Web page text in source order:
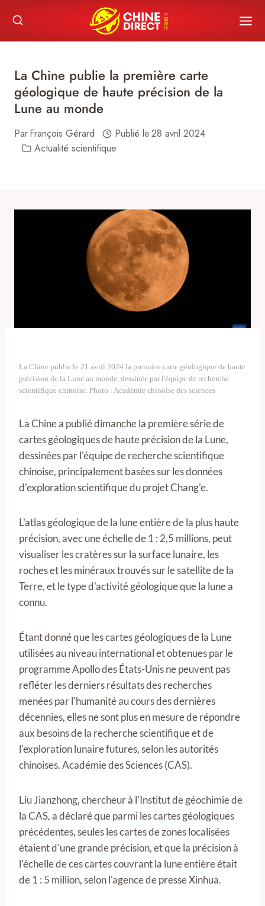
content
La Chine publie la première carte
géologique de haute précision de la
Lune au monde
ParFrançois Gérard Publié le28 avril 2024
Actualité scientifique
La Chine publie le 21 avril 2024 la première carte géologique de haute
précision de la Lune au monde, dessinée par l'équipe de recherche
scientifique chinoise. Photo : Académie chinoise des sciences
La Chine a publié dimanche la première série de
cartes géologiques de haute précision de la Lune,
dessinées par l'équipe de recherche scientifique
chinoise, principalement basées sur les données
d'exploration scientifique du projet Chang'e.
L'atlas géologique de la lune entière de la plus haute
précision, avec une échelle de 1 : 2,5 millions, peut
visualiser les cratères sur la surface lunaire, les
roches et les minéraux trouvés sur le satellite de la
Terre, et le type d'activité géologique que la lune a
connu.
Étant donné que les cartes géologiques de la Lune
utilisées au niveau international et obtenues par le
programme Apollo des États-Unis ne peuvent pas
refléter les derniers résultats des recherches
menées par l'humanité au cours des dernières
décennies, elles ne sont plus en mesure de répondre
aux besoins de la recherche scientifique et de
l'exploration lunaire futures, selon les autorités
chinoises. Académie des Sciences (CAS).
Liu Jianzhong, chercheur à l'Institut de géochimie de
la CAS, a déclaré que parmi les cartes géologiques
précédentes, seules les cartes de zones localisées
étaient d'une grande précision, et que la précision à
l'échelle de ces cartes couvrant la lune entière était
de 1 : 5 million, selon l'agence de presse Xinhua.